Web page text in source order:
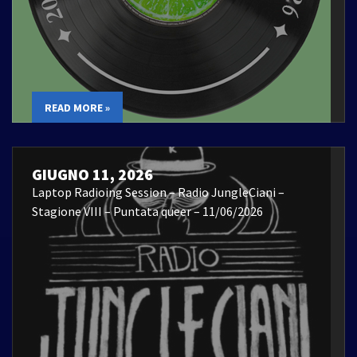
READ MORE »
GIUGNO 11, 2026
Laptop Radioing Session – Radio JungleCiani –
Stagione VIII – Puntata queer – 11/06/2026